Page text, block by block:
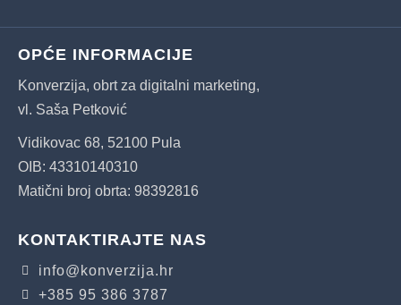
OPĆE INFORMACIJE
Konverzija, obrt za digitalni marketing,
vl. Saša Petković
Vidikovac 68, 52100 Pula
OIB: 43310140310
Matični broj obrta: 98392816
KONTAKTIRAJTE NAS
info@konverzija.hr
+385 95 386 3787